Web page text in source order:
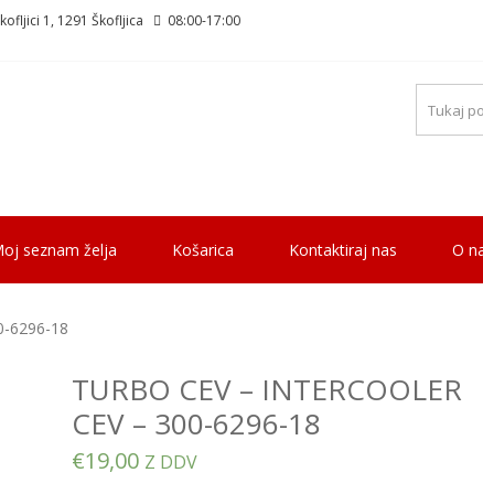
1, 1291 Škofljica 08:00-17:00
seznam želja Košarica Kontaktiraj nas O
6296-18
TURBO CEV – INTERCOOLER
CEV – 300-6296-18
€19,00 Z DDV